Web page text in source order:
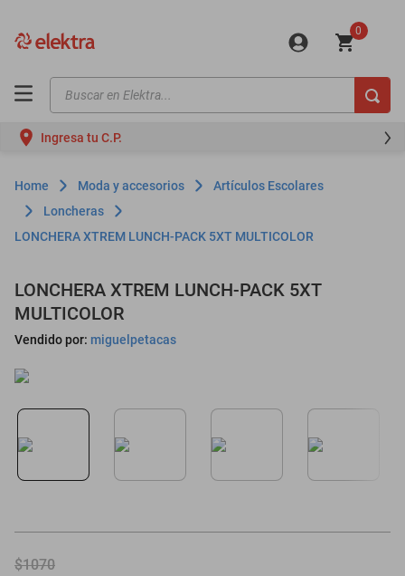
0
Buscar en Elektra...
Ingresa tu C.P.
Moda y accesorios
Artículos Escolares
Loncheras
LONCHERA XTREM LUNCH-PACK 5XT MULTICOLOR
LONCHERA XTREM LUNCH-PACK 5XT
MULTICOLOR
Vendido por: miguelpetacas
$1070
motos
moto
celulares
iphones
lavadoras
colchones